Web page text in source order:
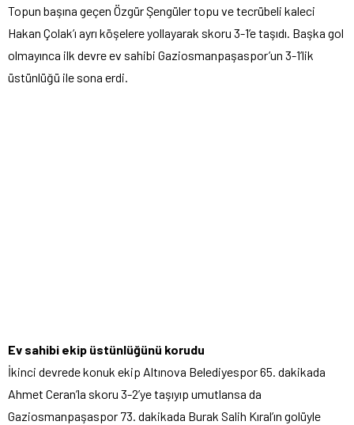
Topun başına geçen Özgür Şengüler topu ve tecrübeli kaleci
Hakan Çolak’ı ayrı köşelere yollayarak skoru 3-1’e taşıdı. Başka gol
olmayınca ilk devre ev sahibi Gaziosmanpaşaspor’un 3-1’lik
üstünlüğü ile sona erdi.
Ev sahibi ekip üstünlüğünü korudu
İkinci devrede konuk ekip Altınova Belediyespor 65. dakikada
Ahmet Ceran’la skoru 3-2’ye taşıyıp umutlansa da
Gaziosmanpaşaspor 73. dakikada Burak Salih Kıral’ın golüyle